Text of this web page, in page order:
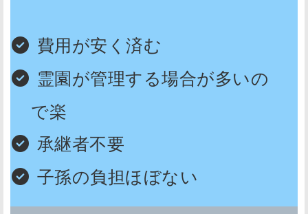
費用が安く済む
霊園が管理する場合が多いの
で楽
承継者不要
子孫の負担ほぼない